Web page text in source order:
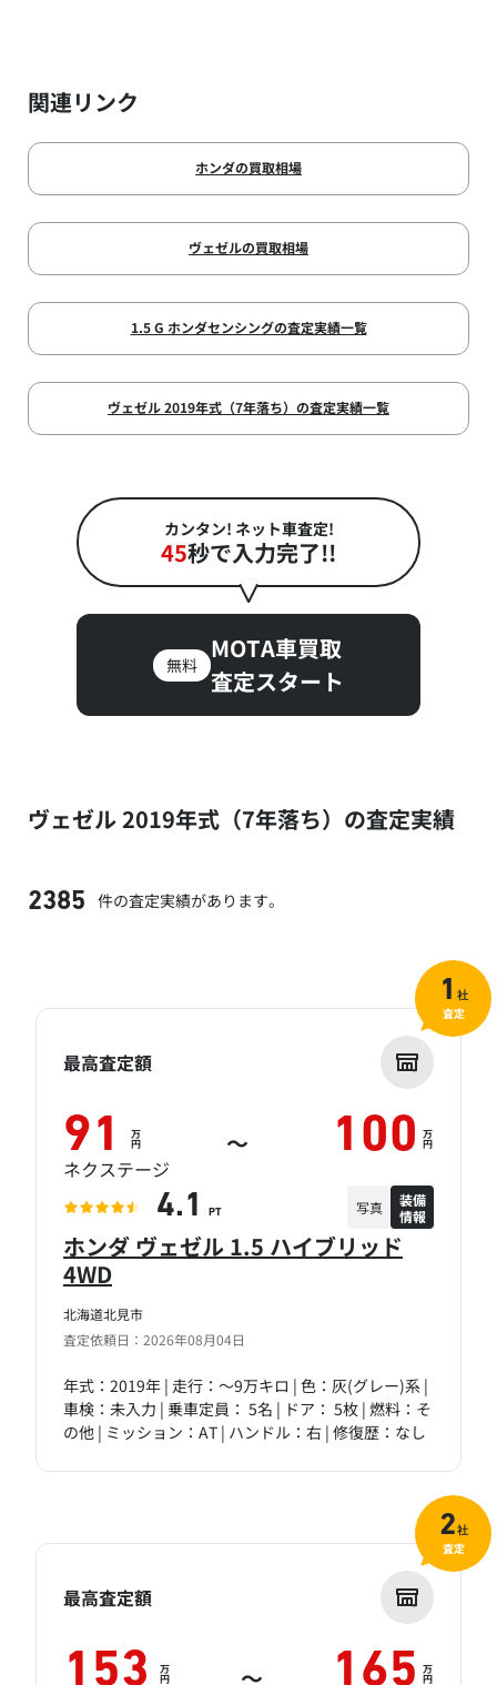
関連リンク
ホンダの買取相場
ヴェゼルの買取相場
1.5 G ホンダセンシングの査定実績一覧
ヴェゼル 2019年式（7年落ち）の査定実績一覧
カンタン! ネット車査定!
45秒で入力完了!!
無料
MOTA車買取
査定スタート
ヴェゼル 2019年式（7年落ち）の査定実績
2385 件の査定実績があります。
北海道北見市
査定依頼日：2026年08月04日
ホンダ ヴェゼル 1.5 ハイブリッド
4WD
年式：2019年 | 走行：～9万キロ | 色：灰(グレー)系 |
車検：未入力 | 乗車定員： 5名 | ドア： 5枚 | 燃料：そ
の他 | ミッション：AT | ハンドル：右 | 修復歴：なし
最高査定額
91 万
円 ～ 100 万
円
ネクステージ
4.1 PT 写真
装備
情報
1 社
査定
最高査定額
153 万
円 ～ 165 万
円
2社
査定